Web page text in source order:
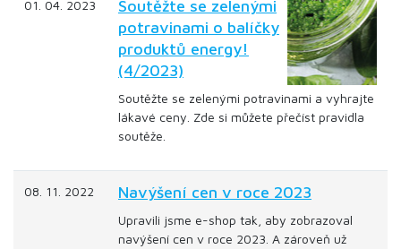
01. 04. 2023
Soutěžte se zelenými
potravinami o balíčky
produktů energy!
(4/2023)
Soutěžte se zelenými potravinami a vyhrajte
lákavé ceny. Zde si můžete přečíst pravidla
soutěže.
08. 11. 2022 Navýšení cen v roce 2023
Upravili jsme e-shop tak, aby zobrazoval
navýšení cen v roce 2023. A zároveň už